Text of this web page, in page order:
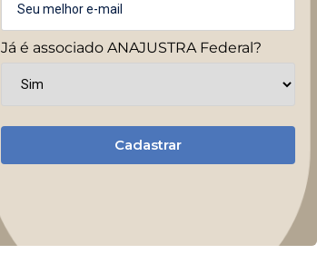
Já é associado ANAJUSTRA Federal?
Cadastrar